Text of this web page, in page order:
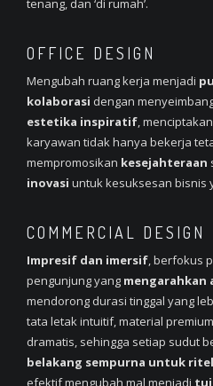
tenang, dan ‘di rumah’.
OFFICE DESIGN
Mengubah ruang kerja menjadi
kolaborasi dengan
estetika inspiratif,
karyawan tidak hanya bekerja
mempromosikan kesejahteraan
inovasi untuk kesuksesan bisnis
COMMERCIAL DESIGN
Impresif dan imersif, berfokus
pengunjung yang mengarahkan
mendorong durasi tinggal yang
tata letak intuitif, material
dramatis, sehingga setiap sudut
belakang sempurna untuk
efektif mengubah mal menjadi